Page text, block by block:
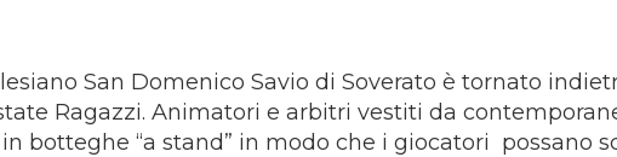
San Domenico Savio di Soverato è tornato
Ragazzi. Animatori e arbitri vestiti da
botteghe “a stand” in modo che i giocatori possano